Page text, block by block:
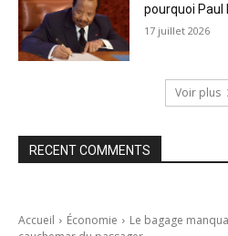
pourquoi
17 juillet 2026
Voir plus
RECENT COMMENTS